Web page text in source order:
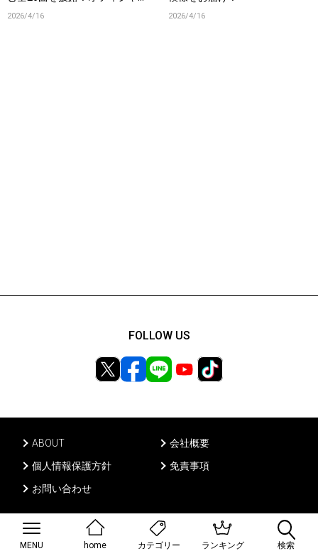
レポート到着！
2026/4/16 2026/4/16
MENU home カテゴリー ランキング 検索
ABOUT
会社概要
個人情報保護方針
免責事項
お問い合わせ
FOLLOW US
Ⓒ PONY CANYON INC, All rights reserved.